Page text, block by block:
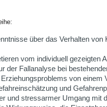
über das Verhalten von
vom individuell gezeigten
der Fallanalyse bei
von einem
und
und stressarmer Umgang mit